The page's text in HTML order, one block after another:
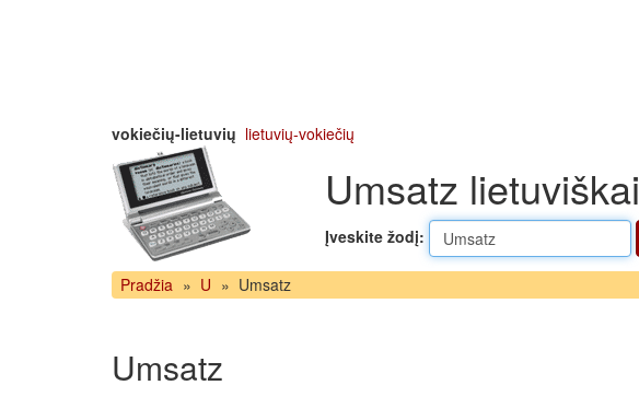
vokiečių-lietuvių lietuvių-vokiečių
Umsatz lietuviškai
Įveskite žodį:
Pradžia » U » Umsatz
Umsatz